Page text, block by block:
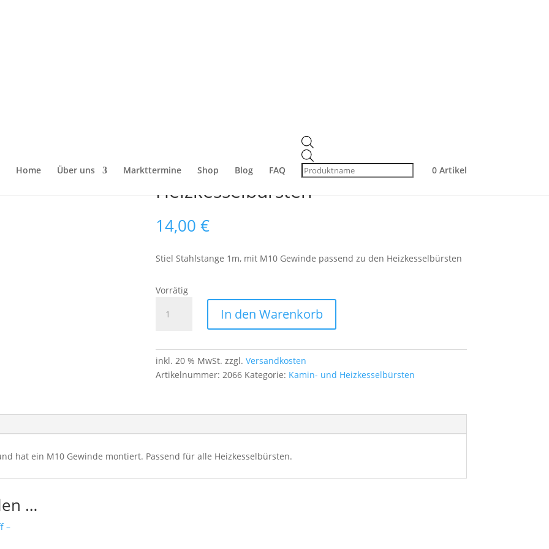
Home Über uns Markttermine Shop Blog FAQ
search
0 Artikel
Stahlstange 100 cm mit M10
Gewinde – passend für
Heizkesselbürsten
14,00 €
Stiel Stahlstange 1m, mit M10 Gewinde passend zu den Heizkesselbürsten
Vorrätig
100 cm
Gewinde
–
Heizkesselbürsten
Menge
In den Warenkorb
inkl. 20 % MwSt. zzgl. Versandkosten
Artikelnummer: 2066 Kategorie: Kamin- und Heizkesselbürsten
hat ein M10 Gewinde montiert. Passend für alle Heizkesselbürsten.
…